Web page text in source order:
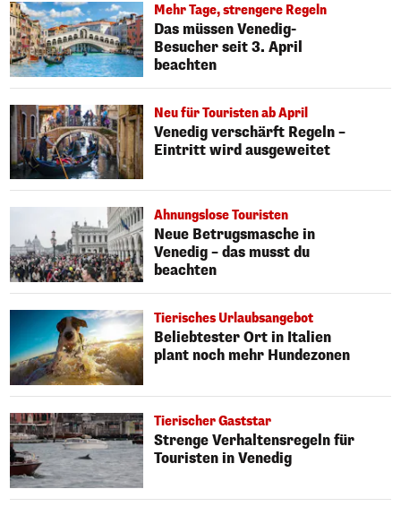
Mehr Tage, strengere Regeln
Das müssen Venedig-
Besucher seit 3. April
beachten
Neu für Touristen ab April
Venedig verschärft Regeln –
Eintritt wird ausgeweitet
Ahnungslose Touristen
Neue Betrugsmasche in
Venedig – das musst du
beachten
Tierisches Urlaubsangebot
Beliebtester Ort in Italien
plant noch mehr Hundezonen
Tierischer Gaststar
Strenge Verhaltensregeln für
Touristen in Venedig